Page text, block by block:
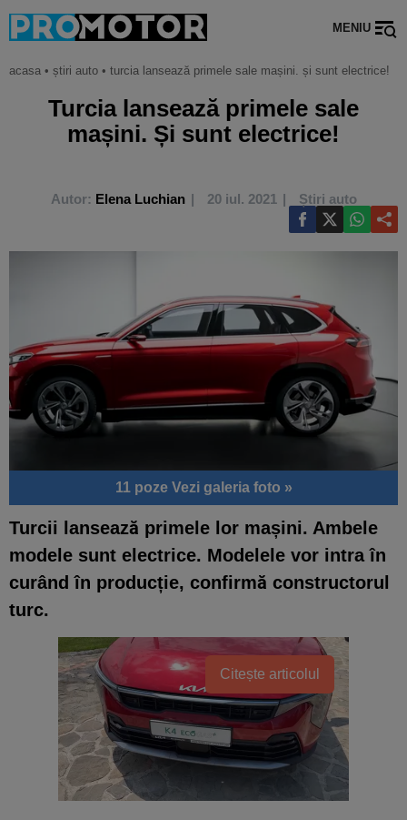
MENIU
acasa • știri auto • turcia lansează primele sale mașini. și sunt electrice!
Turcia lansează primele sale
mașini. Și sunt electrice!
Autor: Elena Luchian 20 iul. 2021 Știri auto
11 poze Vezi galeria foto »
Turcii lansează primele lor mașini. Ambele
modele sunt electrice. Modelele vor intra în
curând în producție, confirmă constructorul
turc.
Citește articolul